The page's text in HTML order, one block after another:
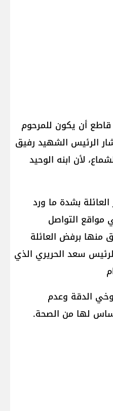
أن يكون للمرحوم
الرئيس الشهيد رفيق
لأن ابنه الوحيد
بشدة ما ورد
التواصل
منها برفض العائلة
سعد الحريري الذي
الدقة وعدم
أساس لها من الصحة.